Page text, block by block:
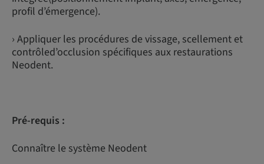
profil d’émergence).
› Appliquer les procédures de vissage, scellement et
contrôled’occlusion spécifiques aux restaurations
Neodent.
Pré-requis :
Connaître le système Neodent